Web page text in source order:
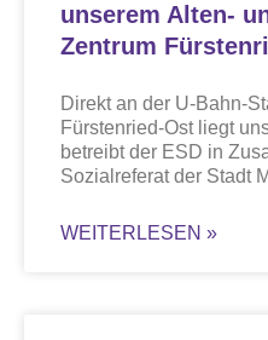
unserem Alten-
Zentrum
Direkt an der U-Bahn-
Fürstenried-Ost liegt
betreibt der ESD in
Sozialreferat der Stadt
WEITERLESEN »